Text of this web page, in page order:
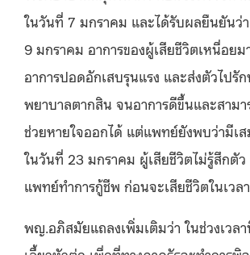
ในวันที่ 7 มกราคม และได้รับผลยืนยันว่
9 มกราคม อาการของผู้เสียชีวิตเหนื่อยม
อาการปอดอักเสบรุนแรง และส่งตัวไปรั
พยาบาลตากสิน จนอาการดีขึ้นและสามา
ช่วยหายใจออกได้ แต่แพทย์ยังพบว่ามีเ
ในวันที่ 23 มกราคม ผู้เสียชีวิตไม่รู้สึกตั
แพทย์ทำการกู้ชีพ ก่อนจะเสียชีวิตในเวล
พญ.อภิสมัยแถลงเพิ่มเติมว่า ในช่วงเวล